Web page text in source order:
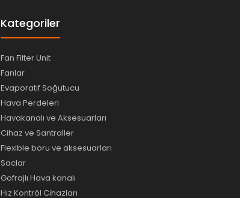
Kategoriler
Fan Filter Unit
Fanlar
Evaporatif Soğutucu
Hava Perdeleri
Havakanalı ve Aksesuarları
Cihaz ve Santraller
Flexible boru ve aksesuarları
Saclar
Gofrajlı Hava kanalı
Hız Kontröl Cihazları